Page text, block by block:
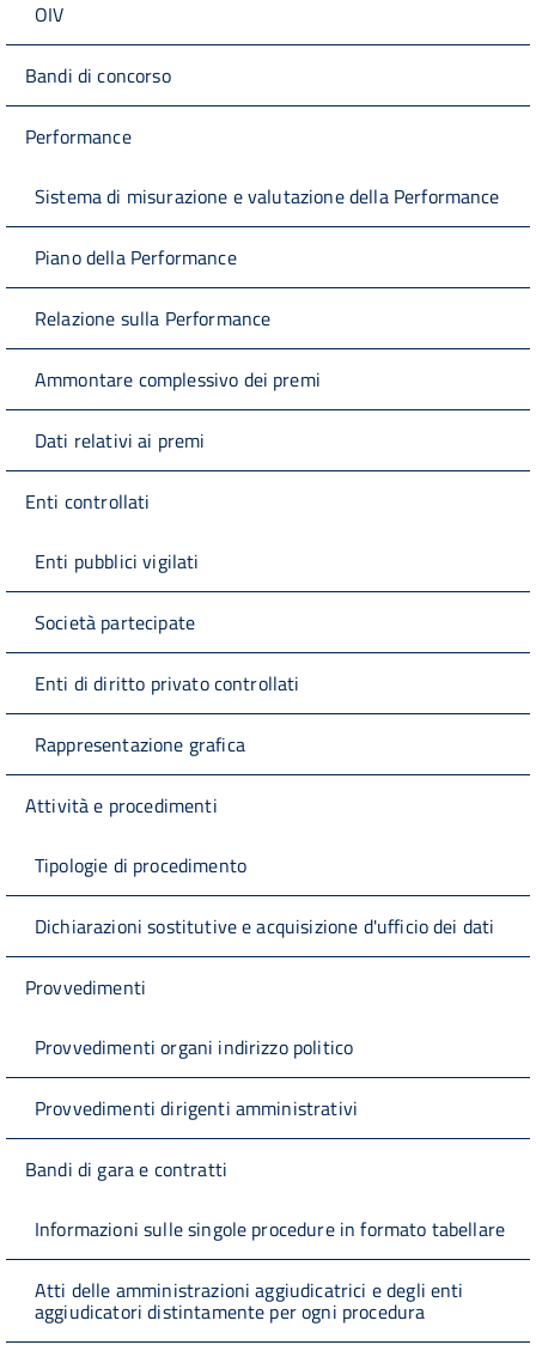
OIV
Bandi di concorso
Performance
Sistema di misurazione e valutazione della Performance
Piano della Performance
Relazione sulla Performance
Ammontare complessivo dei premi
Dati relativi ai premi
Enti controllati
Enti pubblici vigilati
Società partecipate
Enti di diritto privato controllati
Rappresentazione grafica
Attività e procedimenti
Tipologie di procedimento
Dichiarazioni sostitutive e acquisizione d'ufficio dei dati
Provvedimenti
Provvedimenti organi indirizzo politico
Provvedimenti dirigenti amministrativi
Bandi di gara e contratti
Informazioni sulle singole procedure in formato tabellare
Atti delle amministrazioni aggiudicatrici e degli enti
aggiudicatori distintamente per ogni procedura